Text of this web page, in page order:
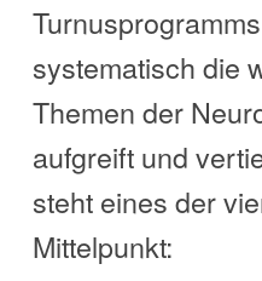
systematisch die
Themen der
aufgreift und
steht eines der
Mittelpunkt: